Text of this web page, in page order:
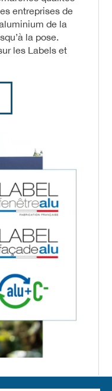
entreprises de
de la
la pose.
les Labels et